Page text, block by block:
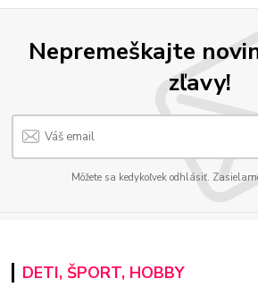
Nepremeškajte
zľavy!
Môžete sa kedykoľvek odhlásiť.
DETI, ŠPORT, HOBBY